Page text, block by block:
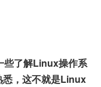
些了解Linux操作系
，这不就是Linux